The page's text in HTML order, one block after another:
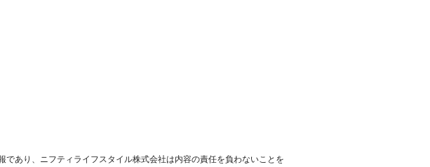
あり、ニフティライフスタイル株式会社は内容の責任を負わないことを